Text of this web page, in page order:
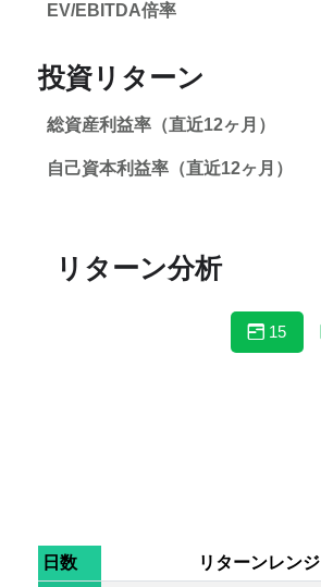
EV/EBITDA倍率
投資リターン
総資産利益率（直近12ヶ月）
自己資本利益率（直近12ヶ月）
リターン分析
15
日数 リターンレンジ